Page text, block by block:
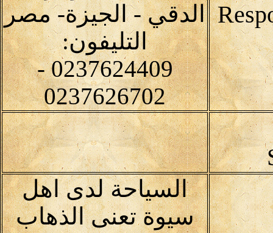
الدقي - الجيزة- مصر
التليفون:
0237624409 -
0237626702
السياحة لدى اهل
سيوة تعنى الذهاب